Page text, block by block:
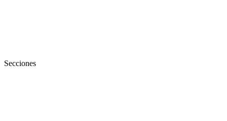
Secciones